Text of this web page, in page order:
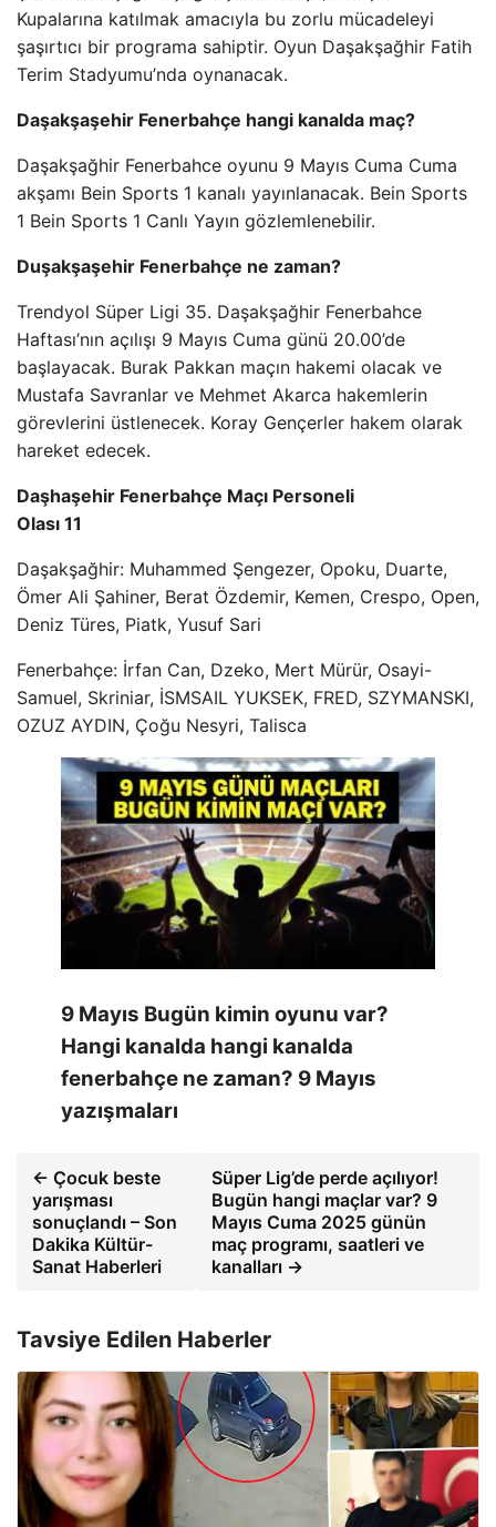
Kupalarına katılmak amacıyla bu zorlu mücadeleyi
şaşırtıcı bir programa sahiptir. Oyun Daşakşağhir Fatih
Terim Stadyumu’nda oynanacak.
Daşakşaşehir Fenerbahçe hangi kanalda maç?
Daşakşağhir Fenerbahce oyunu 9 Mayıs Cuma Cuma
akşamı Bein Sports 1 kanalı yayınlanacak. Bein Sports
1 Bein Sports 1 Canlı Yayın gözlemlenebilir.
Duşakşaşehir Fenerbahçe ne zaman?
Trendyol Süper Ligi 35. Daşakşağhir Fenerbahce
Haftası’nın açılışı 9 Mayıs Cuma günü 20.00’de
başlayacak. Burak Pakkan maçın hakemi olacak ve
Mustafa Savranlar ve Mehmet Akarca hakemlerin
görevlerini üstlenecek. Koray Gençerler hakem olarak
hareket edecek.
Daşhaşehir Fenerbahçe Maçı Personeli
Olası 11
Daşakşağhir: Muhammed Şengezer, Opoku, Duarte,
Ömer Ali Şahiner, Berat Özdemir, Kemen, Crespo, Open,
Deniz Türes, Piatk, Yusuf Sari
Fenerbahçe: İrfan Can, Dzeko, Mert Mürür, Osayi-
Samuel, Skriniar, İSMSAIL YUKSEK, FRED, SZYMANSKI,
OZUZ AYDIN, Çoğu Nesyri, Talisca
9 Mayıs Bugün kimin oyunu var?
Hangi kanalda hangi kanalda
fenerbahçe ne zaman? 9 Mayıs
yazışmaları
← Çocuk beste
yarışması
sonuçlandı – Son
Dakika Kültür-
Sanat Haberleri
Süper Lig’de perde açılıyor!
Bugün hangi maçlar var? 9
Mayıs Cuma 2025 günün
maç programı, saatleri ve
kanalları →
Tavsiye Edilen Haberler